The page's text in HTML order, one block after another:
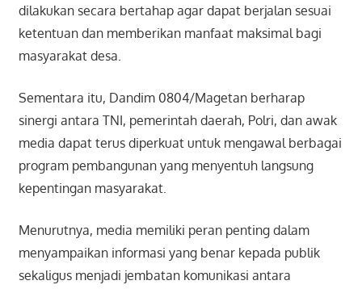
dilakukan secara bertahap agar dapat berjalan sesuai
ketentuan dan memberikan manfaat maksimal bagi
masyarakat desa.
Sementara itu, Dandim 0804/Magetan berharap
sinergi antara TNI, pemerintah daerah, Polri, dan awak
media dapat terus diperkuat untuk mengawal berbagai
program pembangunan yang menyentuh langsung
kepentingan masyarakat.
Menurutnya, media memiliki peran penting dalam
menyampaikan informasi yang benar kepada publik
sekaligus menjadi jembatan komunikasi antara